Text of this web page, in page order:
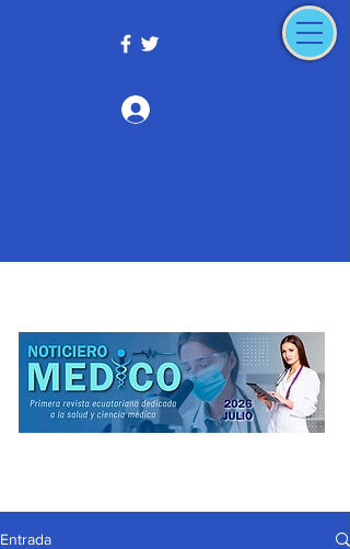
Entrada